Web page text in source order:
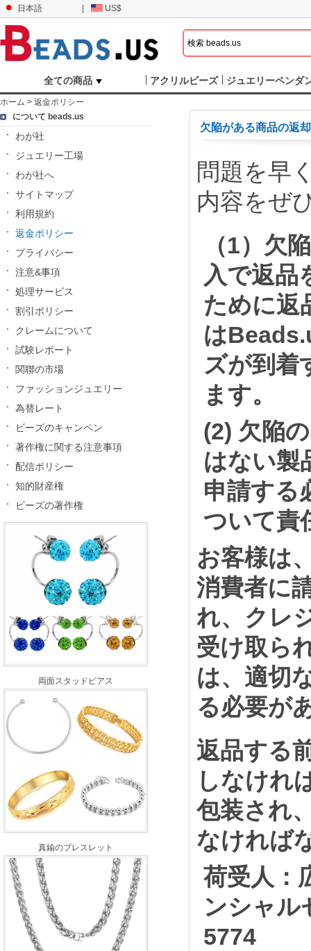
日本語 US$
全ての商品 アクリルビーズ ジュエリーペンダ
ホーム > 返金ポリシー
について beads.us
わが社
ジュエリー工場
わが社へ
サイトマップ
利用規約
返金ポリシー
プライバシー
注意&事項
処理サービス
割引ポリシー
クレームについて
試験レポート
関聯の市場
ファッションジュエリー
為替レート
ビーズのキャンペン
著作権に関する注意事項
配信ポリシー
知的財産権
ビーズの著作権
両面スタッドピアス
真鍮のブレスレット
欠陥がある商品の返
問題を早
内容をぜ
（1）欠
入で返品
ために返
は
ズが到着
ます。
(2) 欠陥
はない製
申請する
ついて責
お客様は
消費者に
れ、クレ
受け取ら
は、適切
る必要が
返品する
しなけれ
包装され
なければ
荷受人：
ンシャル
5774